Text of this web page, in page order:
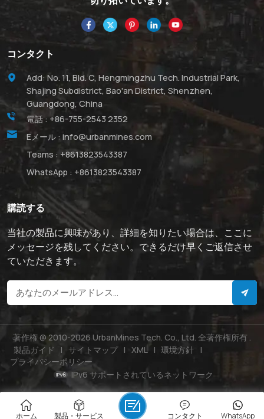
コンタクト
Add: No. 11, Bld. C, Hengmingzhu Tech. Industrial Park,
Shajing Subdistrict, Bao'an District, Shenzhen,
Guangdong, China
電話 :+86-755-2543 2352
Eメール : info@urbanmines.com
Teams : +8613823543387
WhatsApp : +8613823543387
購読する
当社の製品に興味があり、詳細を知りたい場合は、ここに
メッセージを残してください。できるだけ早くご返信させ
ていただきます。
著作権 @ 2010-2026 UrbanMines Tech. Co., Ltd. 全著作権所有 .
製品ガイド
| サイトマップ | XML | 環境方針 |
プライバシーポリシー
IPv6 サポートされているネットワーク
ホーム 製品・サービス WhatsApp
コンタクト